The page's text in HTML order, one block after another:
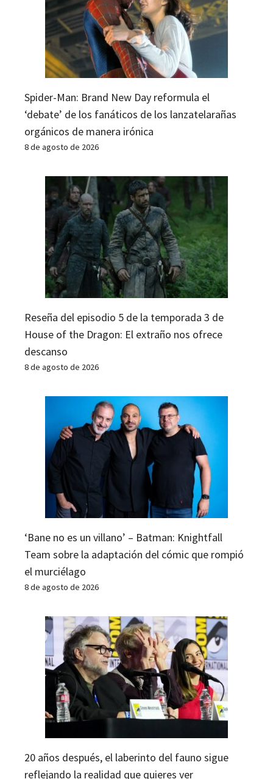
Spider-Man: Brand New Day reformula el
‘debate’ de los fanáticos de los lanzatelarañas
orgánicos de manera irónica
8 de agosto de 2026
Reseña del episodio 5 de la temporada 3 de
House of the Dragon: El extraño nos ofrece
descanso
8 de agosto de 2026
‘Bane no es un villano’ – Batman: Knightfall
Team sobre la adaptación del cómic que rompió
el murciélago
8 de agosto de 2026
20 años después, el laberinto del fauno sigue
reflejando la realidad que quieres ver